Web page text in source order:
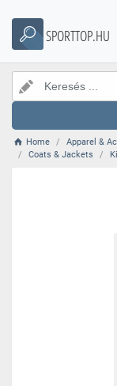
SPORTTOP.HU
Home Apparel &
Coats & Jackets